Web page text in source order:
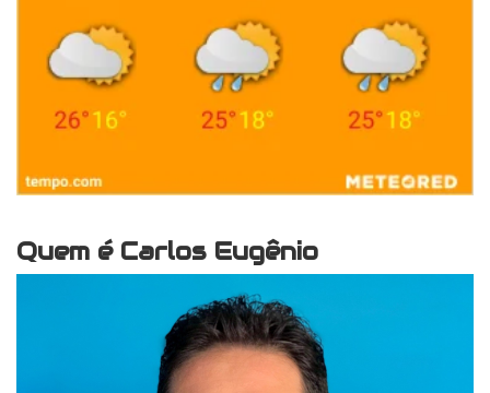
Quem é Carlos Eugênio